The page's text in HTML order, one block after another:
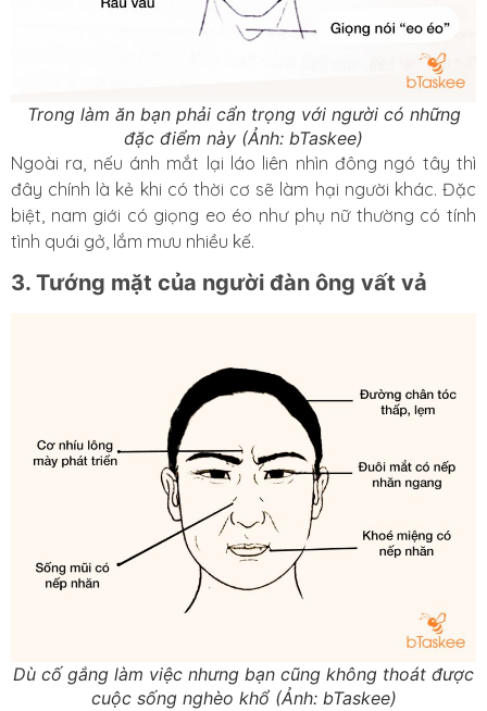
Trong làm ăn bạn phải cẩn trọng với người có những
đặc điểm này (Ảnh: bTaskee)
Ngoài ra, nếu ánh mắt lại láo liên nhìn đông ngó tây thì
đây chính là kẻ khi có thời cơ sẽ làm hại người khác. Đặc
biệt, nam giới có giọng eo éo như phụ nữ thường có tính
tình quái gở, lắm mưu nhiều kế.
3. Tướng mặt của người đàn ông vất vả
Dù cố gắng làm việc nhưng bạn cũng không thoát được
cuộc sống nghèo khổ (Ảnh: bTaskee)